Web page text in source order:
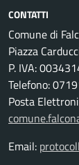
CONTATTI
Comune di
Piazza
P. IVA:
Telefono:
Posta
Email: